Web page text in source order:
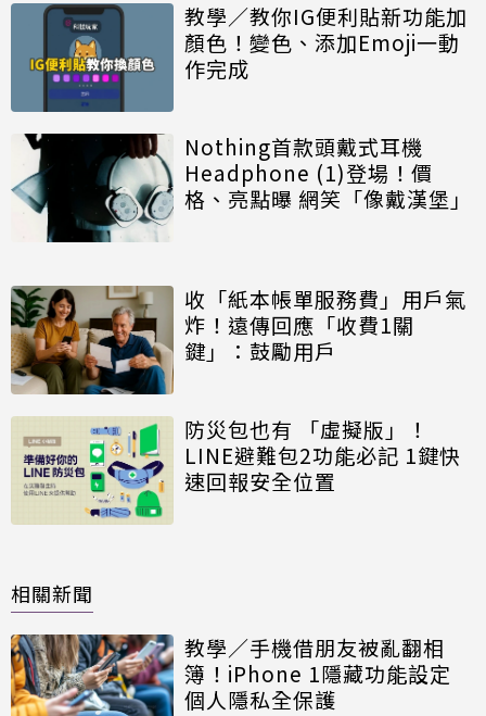
教學／教你IG便利貼新功能加
顏色！變色、添加Emoji一動
作完成
Nothing首款頭戴式耳機
Headphone (1)登場！價
格、亮點曝 網笑「像戴漢堡」
收「紙本帳單服務費」用戶氣
炸！遠傳回應「收費1關
鍵」：鼓勵用戶
防災包也有 「虛擬版」！
LINE避難包2功能必記 1鍵快
速回報安全位置
相關新聞
教學／手機借朋友被亂翻相
簿！iPhone 1隱藏功能設定
個人隱私全保護